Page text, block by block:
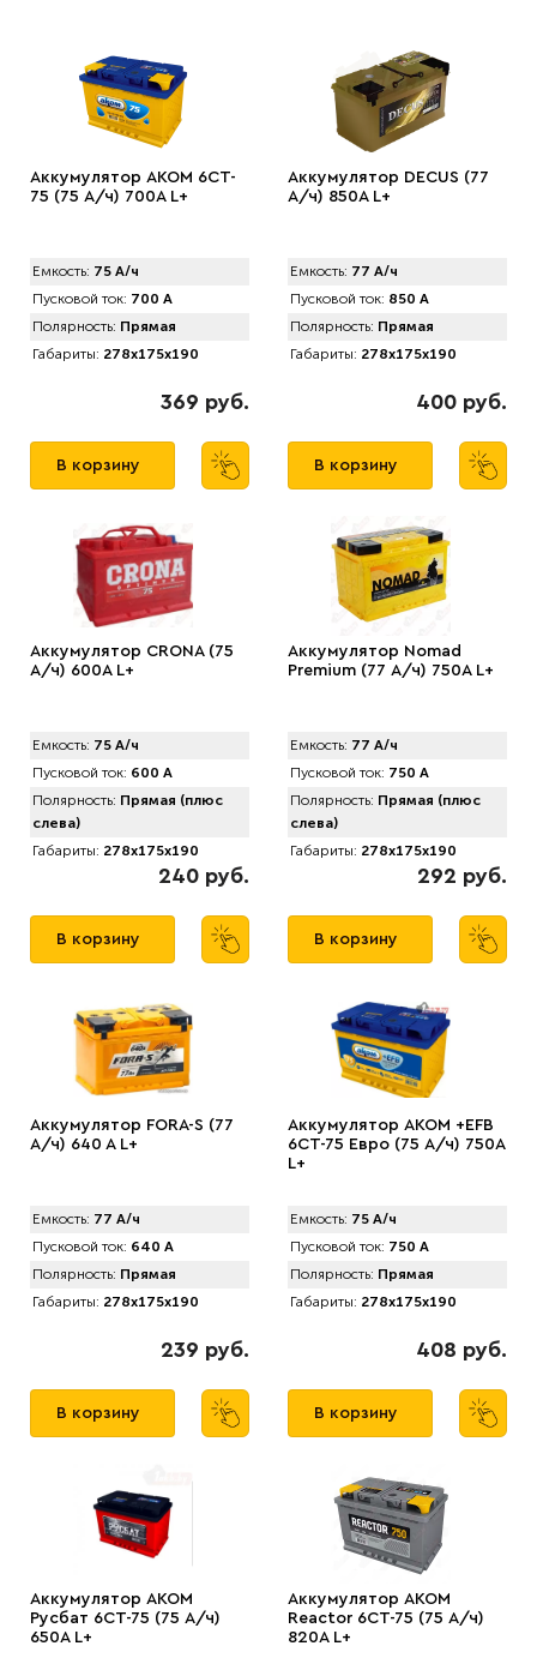
Аккумулятор AKOM 6CT-
75 (75 А/ч) 700А L+
Емкость: 75 А/ч
Пусковой ток: 700 А
Полярность: Прямая
Габариты: 278x175x190
369 руб.
В корзину
Аккумулятор DECUS (77
А/ч) 850A L+
Емкость: 77 А/ч
Пусковой ток: 850 А
Полярность: Прямая
Габариты: 278x175x190
400 руб.
В корзину
Аккумулятор CRONA (75
А/ч) 600A L+
Емкость: 75 А/ч
Пусковой ток: 600 А
Полярность: Прямая (плюс
слева)
Габариты: 278x175x190
240 руб.
В корзину
Аккумулятор Nomad
Premium (77 А/ч) 750A L+
Емкость: 77 А/ч
Пусковой ток: 750 А
Полярность: Прямая (плюс
слева)
Габариты: 278x175x190
292 руб.
В корзину
Аккумулятор FORA-S (77
А/ч) 640 A L+
Емкость: 77 А/ч
Пусковой ток: 640 А
Полярность: Прямая
Габариты: 278x175x190
239 руб.
В корзину
Аккумулятор AKOM +EFB
6CT-75 Евро (75 А/ч) 750А
L+
Емкость: 75 А/ч
Пусковой ток: 750 А
Полярность: Прямая
Габариты: 278x175x190
408 руб.
В корзину
Аккумулятор AKOM
Русбат 6СТ-75 (75 А/ч)
650A L+
Аккумулятор AКОМ
Reactor 6CT-75 (75 А/ч)
820A L+